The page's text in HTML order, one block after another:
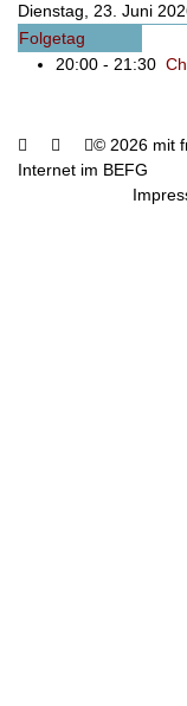
Dienstag, 23. Juni
Folgetag
20:00 - 21:30
© 2026 mit
Internet im BEFG